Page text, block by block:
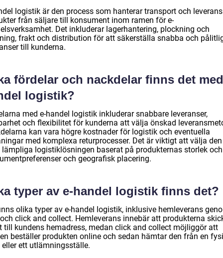
logistik är den process som hanterar transport och
från säljare till konsument inom ramen för e-
Det inkluderar lagerhantering, plockning och
frakt och distribution för att säkerställa snabba och
till kunderna.
fördelar och nackdelar finns det
logistik?
med e-handel logistik inkluderar snabbare leveranser,
och flexibilitet för kunderna att välja önskad
kan vara högre kostnader för logistik och eventuella
med komplexa returprocesser. Det är viktigt att välja den
lämpliga logistiklösningen baserat på produkternas storlek
och geografisk placering.
typer av e-handel logistik finns det?
olika typer av e-handel logistik, inklusive hemleverans
click and collect. Hemleverans innebär att produkterna
till kundens hemadress, medan click and collect möjliggör att
beställer produkten online och sedan hämtar den från en
ett utlämningsställe.